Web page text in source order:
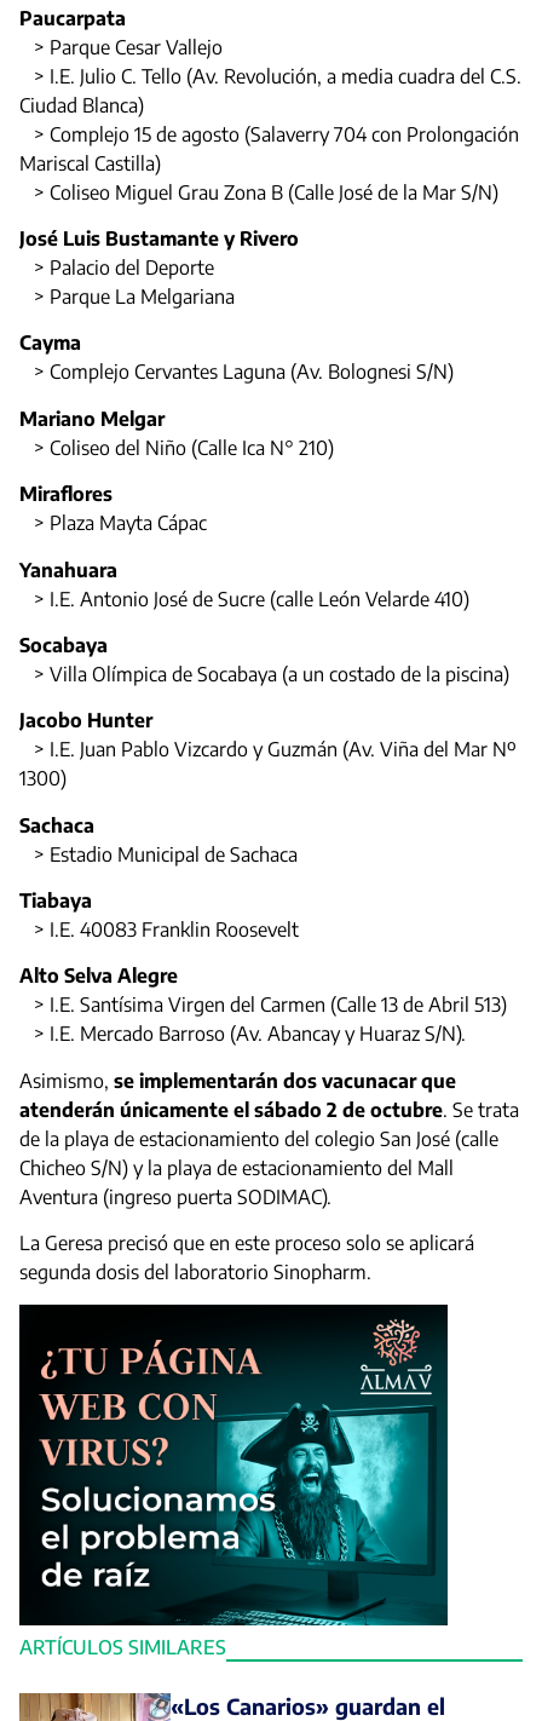
ARTÍCULOS SIMILARES
«Los Canarios» guardan el
Paucarpata
> Parque Cesar Vallejo
> I.E. Julio C. Tello (Av. Revolución, a media cuadra del C.S.
Ciudad Blanca)
> Complejo 15 de agosto (Salaverry 704 con Prolongación
Mariscal Castilla)
> Coliseo Miguel Grau Zona B (Calle José de la Mar S/N)
José Luis Bustamante y Rivero
> Palacio del Deporte
> Parque La Melgariana
Cayma
> Complejo Cervantes Laguna (Av. Bolognesi S/N)
Mariano Melgar
> Coliseo del Niño (Calle Ica N° 210)
Miraflores
> Plaza Mayta Cápac
Yanahuara
> I.E. Antonio José de Sucre (calle León Velarde 410)
Socabaya
> Villa Olímpica de Socabaya (a un costado de la piscina)
Jacobo Hunter
> I.E. Juan Pablo Vizcardo y Guzmán (Av. Viña del Mar Nº
1300)
Sachaca
> Estadio Municipal de Sachaca
Tiabaya
> I.E. 40083 Franklin Roosevelt
Alto Selva Alegre
> I.E. Santísima Virgen del Carmen (Calle 13 de Abril 513)
> I.E. Mercado Barroso (Av. Abancay y Huaraz S/N).
Asimismo, se implementarán dos vacunacar que
atenderán únicamente el sábado 2 de octubre. Se trata
de la playa de estacionamiento del colegio San José (calle
Chicheo S/N) y la playa de estacionamiento del Mall
Aventura (ingreso puerta SODIMAC).
La Geresa precisó que en este proceso solo se aplicará
segunda dosis del laboratorio Sinopharm.